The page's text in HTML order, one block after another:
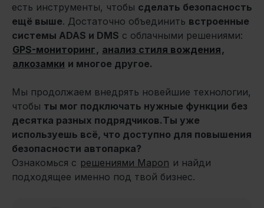
есть инструменты, чтобы сделать безопасность
ещё выше. Достаточно объединить встроенные
системы ADAS и DMS с облачными решениями:
GPS-мониторинг, анализ стиля вождения,
алкозамки и многое другое.
Мы продолжаем внедрять новейшие технологии,
чтобы ты мог подключать нужные функции без
десятка разных подрядчиков.Ты уже
используешь всё, что доступно для повышения
безопасности автопарка?
Ознакомься с решениями Mapon и найди
подходящее именно под твой бизнес.